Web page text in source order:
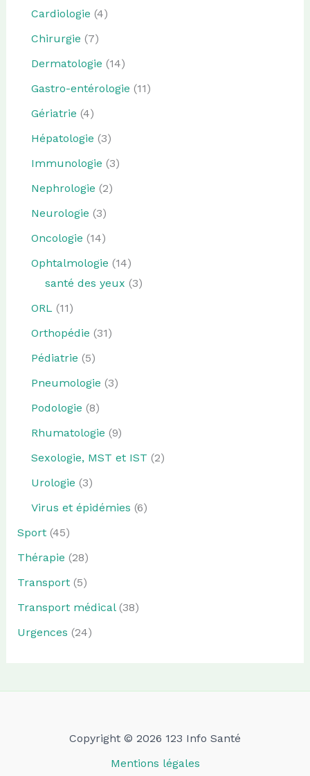
Cardiologie (4)
Chirurgie (7)
Dermatologie (14)
Gastro-entérologie (11)
Gériatrie (4)
Hépatologie (3)
Immunologie (3)
Nephrologie (2)
Neurologie (3)
Oncologie (14)
Ophtalmologie (14)
santé des yeux (3)
ORL (11)
Orthopédie (31)
Pédiatrie (5)
Pneumologie (3)
Podologie (8)
Rhumatologie (9)
Sexologie, MST et IST (2)
Urologie (3)
Virus et épidémies (6)
Sport(45)
Thérapie (28)
Transport(5)
Transport médical(38)
Urgences (24)
Copyright © 2026 123 Info Santé
Mentions légales